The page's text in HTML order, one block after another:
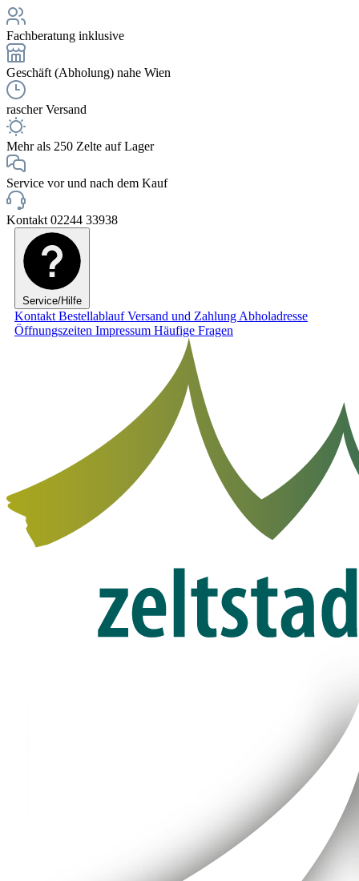
Fachberatung inklusive
Geschäft (Abholung) nahe Wien
rascher Versand
Mehr als 250 Zelte auf Lager
Service vor und nach dem Kauf
Kontakt 02244 33938
Service/Hilfe
Kontakt BestellablaufVersand und Zahlung Abholadresse
Öffnungszeiten Impressum Häufige Fragen